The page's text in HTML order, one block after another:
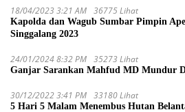
18/04/2023 3:21 AM 36775 Lihat
Kapolda dan Wagub Sumbar Pimpin
Singgalang 2023
24/01/2024 8:32 PM 35273 Lihat
Ganjar Sarankan Mahfud MD Mundur
30/12/2022 3:41 PM 33180 Lihat
5 Hari 5 Malam Menembus Hutan